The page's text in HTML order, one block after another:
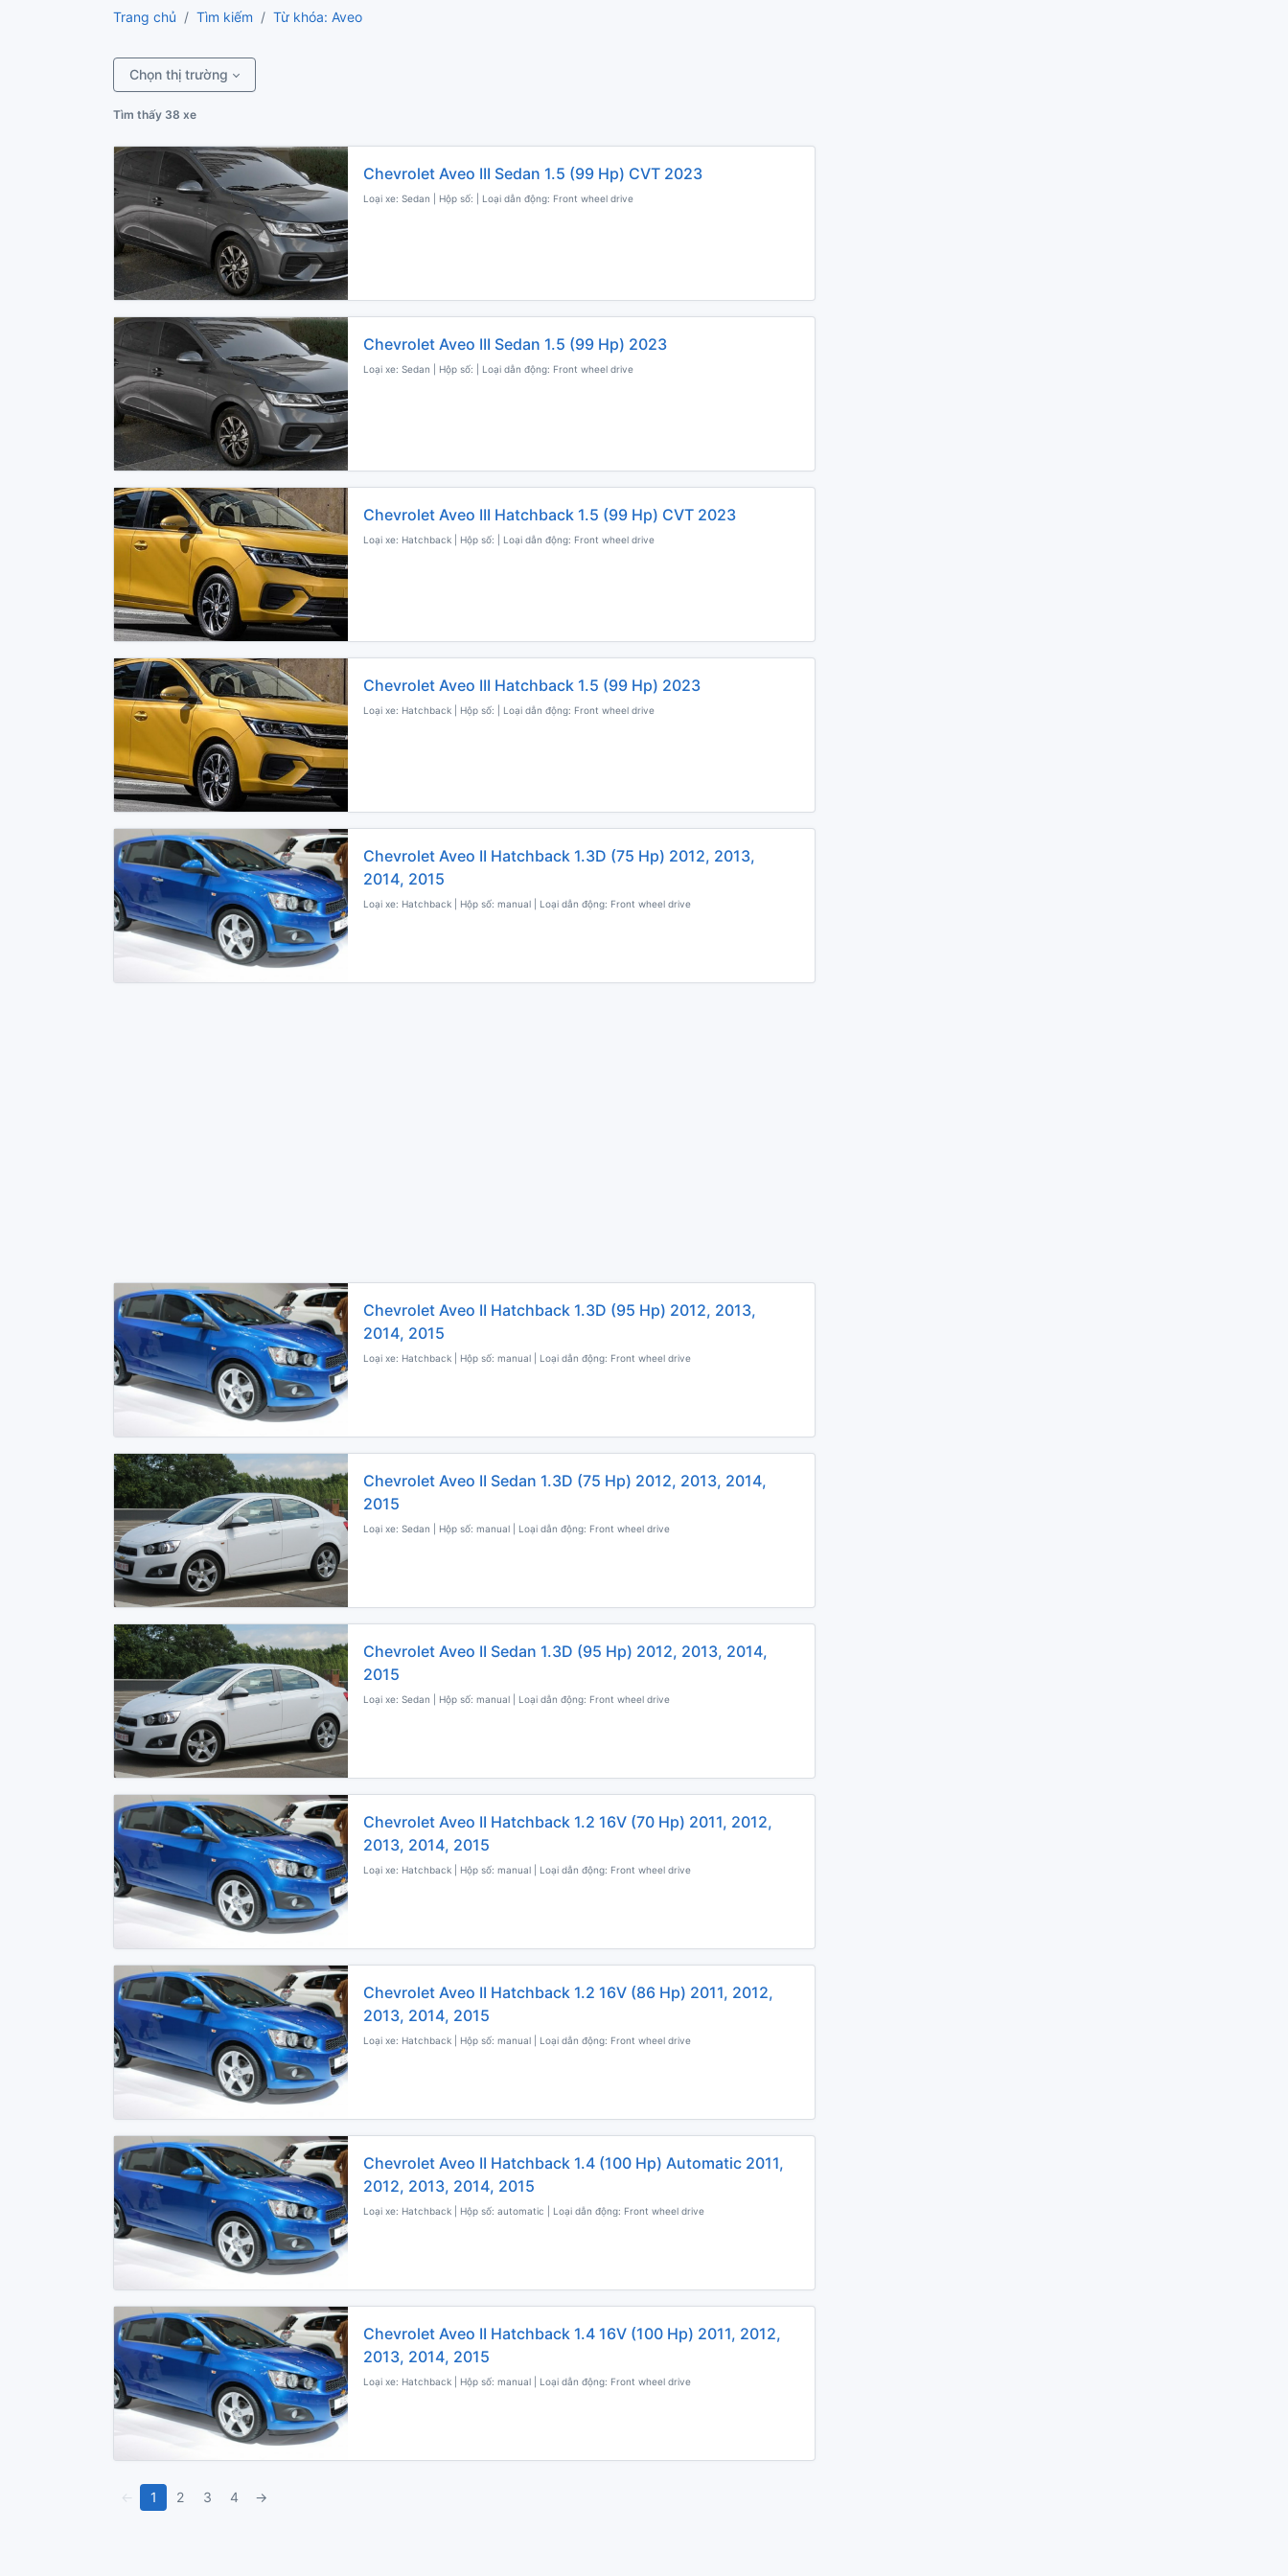
Trang chủ Tìm kiếm Từ khóa: Aveo
Chọn thị trường
Tìm thấy 38 xe
Chevrolet Aveo III Sedan 1.5 (99 Hp) CVT 2023
Loại xe: Sedan | Hộp số: | Loại dẫn động: Front wheel drive
Chevrolet Aveo III Sedan 1.5 (99 Hp) 2023
Loại xe: Sedan | Hộp số: | Loại dẫn động: Front wheel drive
Chevrolet Aveo III Hatchback 1.5 (99 Hp) CVT 2023
Loại xe: Hatchback | Hộp số: | Loại dẫn động: Front wheel drive
Chevrolet Aveo III Hatchback 1.5 (99 Hp) 2023
Loại xe: Hatchback | Hộp số: | Loại dẫn động: Front wheel drive
Chevrolet Aveo II Hatchback 1.3D (75 Hp) 2012, 2013,
2014, 2015
Loại xe: Hatchback | Hộp số: manual | Loại dẫn động: Front wheel drive
Chevrolet Aveo II Hatchback 1.3D (95 Hp) 2012, 2013,
2014, 2015
Loại xe: Hatchback | Hộp số: manual | Loại dẫn động: Front wheel drive
Chevrolet Aveo II Sedan 1.3D (75 Hp) 2012, 2013, 2014,
2015
Loại xe: Sedan | Hộp số: manual | Loại dẫn động: Front wheel drive
Chevrolet Aveo II Sedan 1.3D (95 Hp) 2012, 2013, 2014,
2015
Loại xe: Sedan | Hộp số: manual | Loại dẫn động: Front wheel drive
Chevrolet Aveo II Hatchback 1.2 16V (70 Hp) 2011, 2012,
2013, 2014, 2015
Loại xe: Hatchback | Hộp số: manual | Loại dẫn động: Front wheel drive
Chevrolet Aveo II Hatchback 1.2 16V (86 Hp) 2011, 2012,
2013, 2014, 2015
Loại xe: Hatchback | Hộp số: manual | Loại dẫn động: Front wheel drive
Chevrolet Aveo II Hatchback 1.4 (100 Hp) Automatic 2011,
2012, 2013, 2014, 2015
Loại xe: Hatchback | Hộp số: automatic | Loại dẫn động: Front wheel drive
Chevrolet Aveo II Hatchback 1.4 16V (100 Hp) 2011, 2012,
2013, 2014, 2015
Loại xe: Hatchback | Hộp số: manual | Loại dẫn động: Front wheel drive
← 1 2 3 4 →